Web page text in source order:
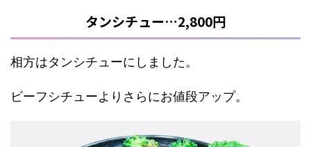
タンシチュー…2,800円
相方はタンシチューにしました。
ビーフシチューよりさらにお値段アップ。